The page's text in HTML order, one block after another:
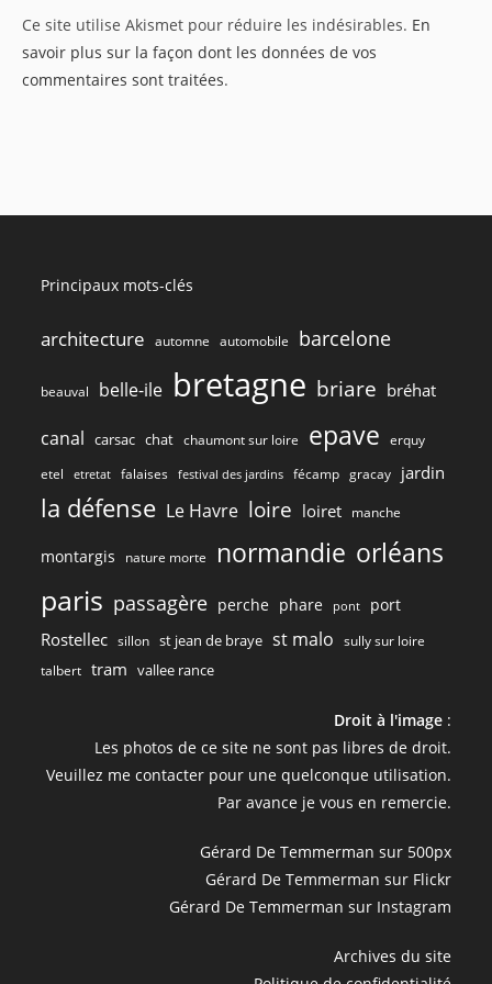
(facultatif)
Ce site utilise Akismet pour réduire les indésirables. En
savoir plus sur la façon dont les données de vos
commentaires sont traitées.
Principaux mots-clés
architecture automne automobile barcelone
beauval belle-ile bretagne briare bréhat
canal carsac chat chaumont sur loire epave erquy
etel etretat falaises festival des jardins fécamp gracay jardin
la défense Le Havre loire loiret manche
montargis nature morte normandie orléans
paris passagère perche phare pont port
Rostellec sillon st jean de braye st malo sully sur loire
talbert tram vallee rance
Droit à l'image:
Les photos de ce site ne sont pas libres de droit.
Veuillez me contacter pour une quelconque utilisation.
Par avance je vous en remercie.
Gérard De Temmerman sur 500px
Gérard De Temmerman sur Flickr
Gérard De Temmerman sur Instagram
Archives du site